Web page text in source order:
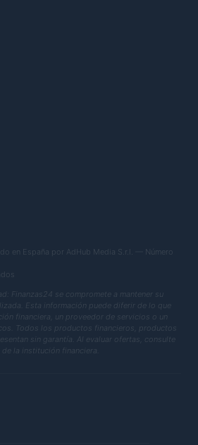
en España por AdHub Media S.r.l. — Número
Finanzas24 se compromete a mantener su
Esta información puede diferir de lo que
financiera, un proveedor de servicios o un
Todos los productos financieros, productos
sin garantía. Al evaluar ofertas, consulte
la institución financiera.